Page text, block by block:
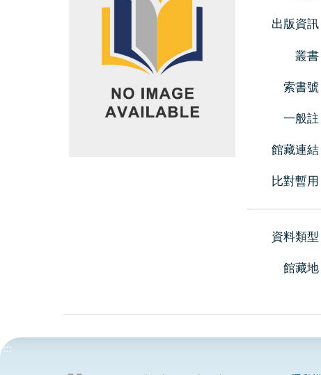
出版資訊
叢書
索書號
一般註
館藏連結
比對暫用
資料類型
館藏地
:::